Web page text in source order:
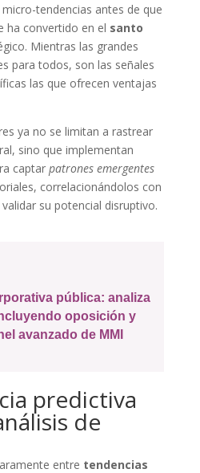
tendencias antes de que
ha convertido en el santo
Mientras las grandes
para todos, son las señales
las que ofrecen ventajas
ya no se limitan a rastrear
sino que implementan
captar patrones emergentes
correlacionándolos con
su potencial disruptivo.
pública: analiza
oposición y
avanzado de MMI
predictiva
de
entre tendencias